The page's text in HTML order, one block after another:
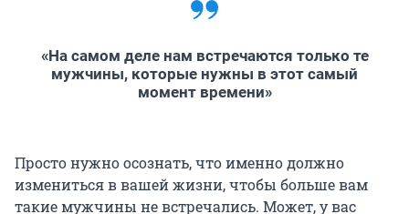
«На самом деле нам встречаются только те
мужчины, которые нужны в этот самый
момент времени»
Просто нужно осознать, что именно должно
измениться в вашей жизни, чтобы больше вам
такие мужчины не встречались. Может, у вас